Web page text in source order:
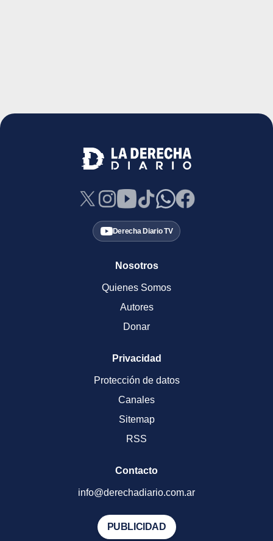
Derecha Diario TV
Nosotros
Quienes Somos
Autores
Donar
Privacidad
Protección de datos
Canales
Sitemap
RSS
Contacto
info@derechadiario.com.ar
PUBLICIDAD